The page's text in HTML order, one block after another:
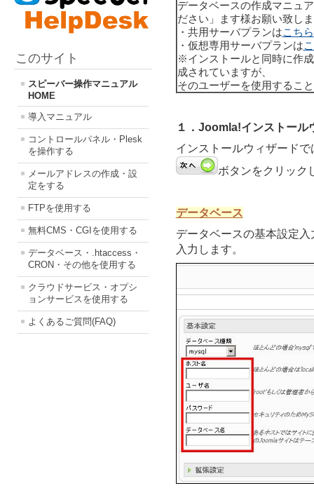
このサイト
スピーバー操作マニュアル
HOME
導入マニュアル
コントロールパネル・Plesk
を操作する
メールアドレスの作成・設
定をする
FTPを使用する
無料CMS・CGIを使用する
データベース・.htaccess・
CRON・その他を使用する
クラウドサービス・オプシ
ョンサービスを使用する
よくあるご質問(FAQ)
データベースの作成マニュ
ださい」ます様お願い致し
・共用サーバプランはこちら
・仮想専用サーバプランは
※インストールと同時に作
成されていますが、
そのユーザーを使用するこ
１．Joomla!インストール
インストールウィザード
ボタンをクリック
データベース
データベースの基本設定
入力します。